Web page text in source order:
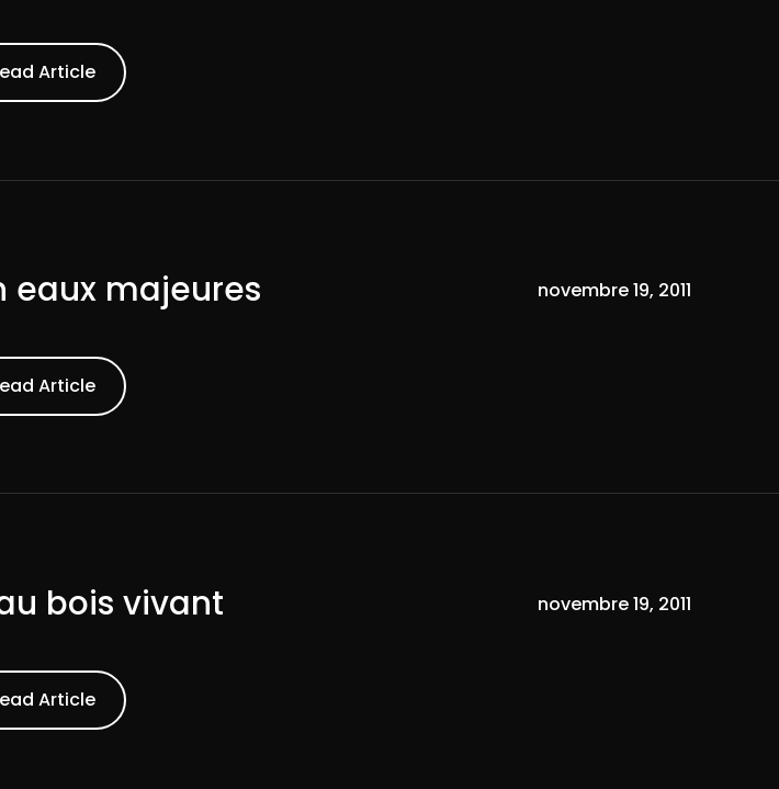
Article
novembre 19, 2011
eaux majeures
Article
novembre 19, 2011
bois vivant
Article